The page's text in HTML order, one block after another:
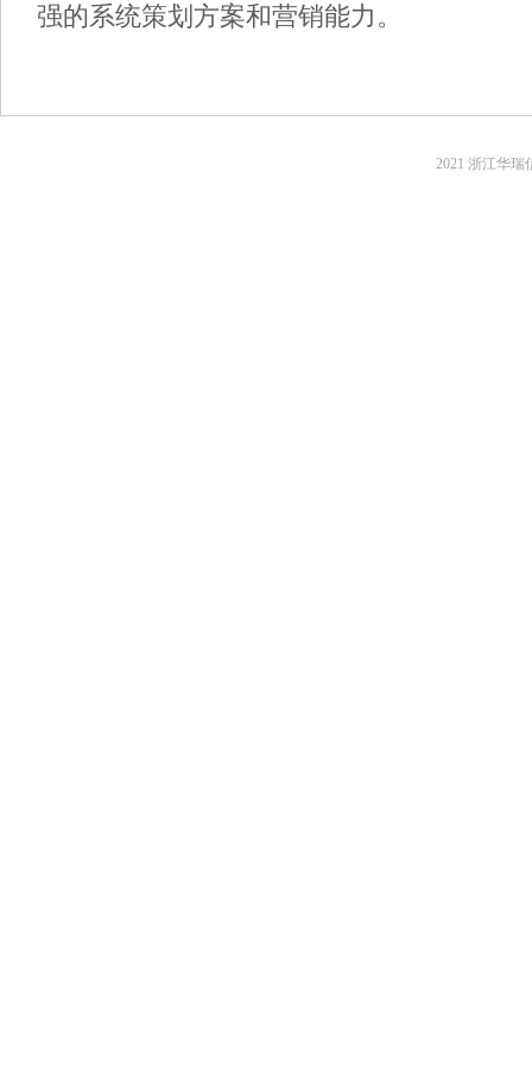
强的系统策划方案和营销能力。
2021 浙江华瑞